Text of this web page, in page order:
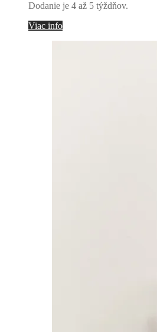
Dodanie je 4 až 5 týždňov.
Viac info